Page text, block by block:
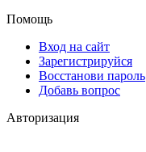
Помощь
Вход на сайт
Зарегистрируйся
Восстанови пароль
Добавь вопрос
Авторизация